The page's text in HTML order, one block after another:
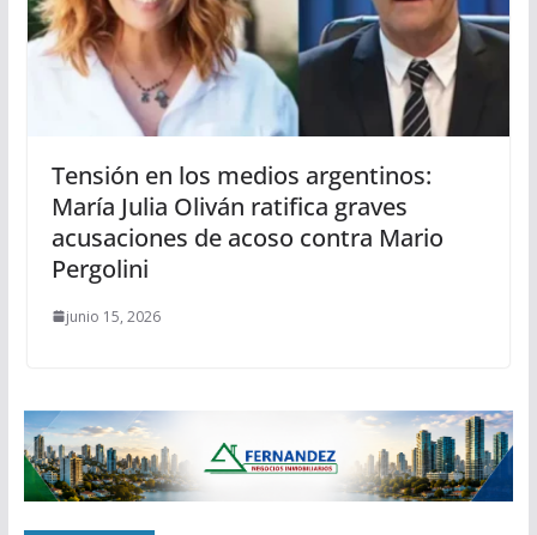
Tensión en los medios argentinos:
María Julia Oliván ratifica graves
acusaciones de acoso contra Mario
Pergolini
junio 15, 2026